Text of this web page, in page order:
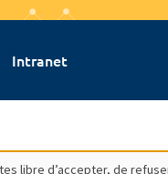
Intranet
libre d’accepter, de